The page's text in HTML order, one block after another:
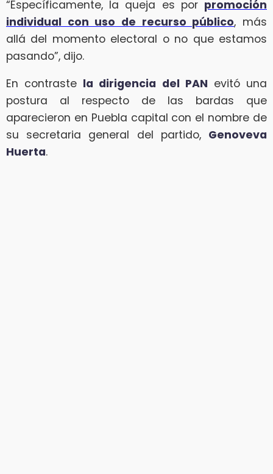
“Específicamente, la queja es por promoción
individual con uso de recurso público, más
allá del momento electoral o no que estamos
pasando”, dijo.
En contraste la dirigencia del PAN evitó una
postura al respecto de las bardas que
aparecieron en Puebla capital con el nombre de
su secretaria general del partido, Genoveva
Huerta.